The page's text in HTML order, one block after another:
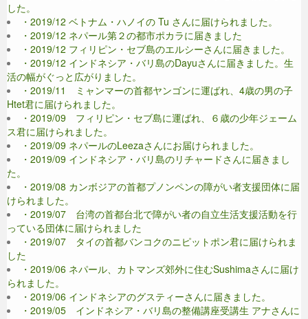
した。
・2019/12 ベトナム・ハノイの Tu さんに届けられました。
・2019/12 ネパール第２の都市ポカラに届きました
・2019/12 フィリピン・セブ島のエルシーさんに届きました。
・2019/12 インドネシア・バリ島のDayuさんに届きました。生
活の幅がぐっと広がりました。
・2019/11 ミャンマーの首都ヤンゴンに運ばれ、4歳の男の子
Htet君に届けられました。
・2019/09 フィリピン・セブ島に運ばれ、６歳の少年ジェーム
ス君に届けられました。
・2019/09 ネパールのLeezaさんにお届けられました。
・2019/09 インドネシア・バリ島のリチャードさんに届きまし
た。
・2019/08 カンボジアの首都プノンペンの障がい者支援団体に届
けられました。
・2019/07 台湾の首都台北で障がい者の自立生活支援活動を行
っている団体に届けられました
・2019/07 タイの首都バンコクのニピットポン君に届けられま
した
・2019/06 ネパール、カトマンズ郊外に住むSushimaさんに届け
られました。
・2019/06 インドネシアのグスティーさんに届きました。
・2019/05 インドネシア・バリ島の整備講座受講生 アナさんに